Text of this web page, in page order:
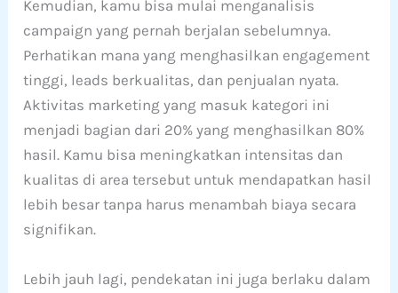
Kemudian, kamu bisa mulai menganalisis
campaign yang pernah berjalan sebelumnya.
Perhatikan mana yang menghasilkan engagement
tinggi, leads berkualitas, dan penjualan nyata.
Aktivitas marketing yang masuk kategori ini
menjadi bagian dari 20% yang menghasilkan 80%
hasil. Kamu bisa meningkatkan intensitas dan
kualitas di area tersebut untuk mendapatkan hasil
lebih besar tanpa harus menambah biaya secara
signifikan.
Lebih jauh lagi, pendekatan ini juga berlaku dalam